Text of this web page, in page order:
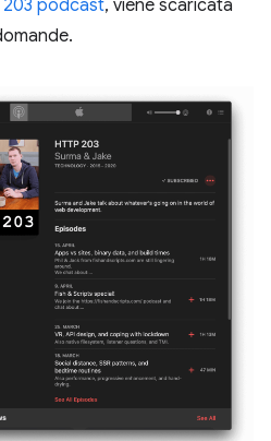
203 podcast, viene scaricata